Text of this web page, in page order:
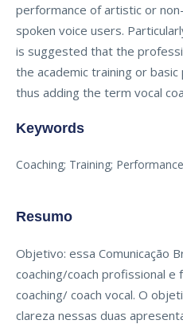
performance of artistic or
spoken voice users.
is suggested that the
the academic training or
thus adding the term vocal
Keywords
Coaching; Training;
Resumo
Objetivo: essa Comunicação
coaching/coach profissional e
coaching/ coach vocal. O
clareza nessas duas